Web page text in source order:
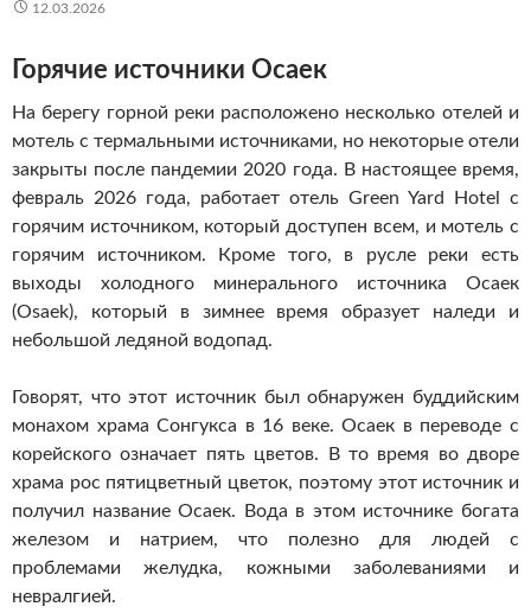
12.03.2026
Горячие источники Осаек
На берегу горной реки расположено несколько отелей и
мотель с термальными источниками, но некоторые отели
закрыты после пандемии 2020 года. В настоящее время,
февраль 2026 года, работает отель Green Yard Hotel с
горячим источником, который доступен всем, и мотель с
горячим источником. Кроме того, в русле реки есть
выходы холодного минерального источника Осаек
(Osaek), который в зимнее время образует наледи и
небольшой ледяной водопад.
Говорят, что этот источник был обнаружен буддийским
монахом храма Сонгукса в 16 веке. Осаек в переводе с
корейского означает пять цветов. В то время во дворе
храма рос пятицветный цветок, поэтому этот источник и
получил название Осаек. Вода в этом источнике богата
железом и натрием, что полезно для людей с
проблемами желудка, кожными заболеваниями и
невралгией.